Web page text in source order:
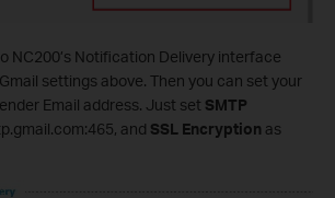
NC200’s Notification Delivery interface
settings above. Then you can set your
Email address. Just set SMTP
and SSL Encryption as